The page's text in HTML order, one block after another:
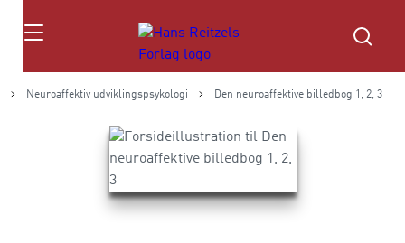
Søg
Neuroaffektiv udviklingspsykologi Den neuroaffektive billedbog 1, 2, 3